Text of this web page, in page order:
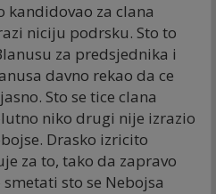
kandidovao za clana
niciju podrsku. Sto to
za predsjednika i
davno rekao da ce
Sto se tice clana
niko drugi nije izrazio
Drasko izricito
za to, tako da zapravo
sto se Nebojsa